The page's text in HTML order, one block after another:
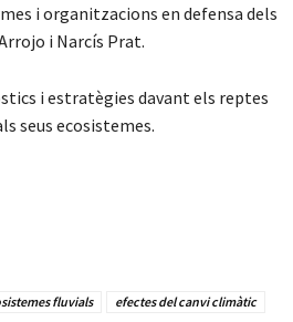
i organitzacions en defensa dels
i Narcís Prat.
i estratègies davant els reptes
seus ecosistemes.
fluvials
efectes del canvi climàtic